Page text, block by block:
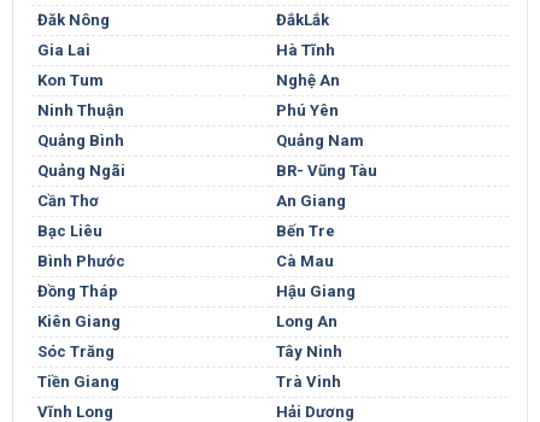
Đăk Nông
ĐắkLắk
Gia Lai
Hà Tĩnh
Kon Tum
Nghệ An
Ninh Thuận
Phú Yên
Quảng Bình
Quảng Nam
Quảng Ngãi
BR- Vũng Tàu
Cần Thơ
An Giang
Bạc Liêu
Bến Tre
Bình Phước
Cà Mau
Đồng Tháp
Hậu Giang
Kiên Giang
Long An
Sóc Trăng
Tây Ninh
Tiền Giang
Trà Vinh
Vĩnh Long
Hải Dương